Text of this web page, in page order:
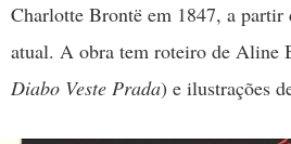
Charlotte Brontë em 1847, a partir
atual. A obra tem roteiro de Aline
Diabo Veste Prada) e ilustrações